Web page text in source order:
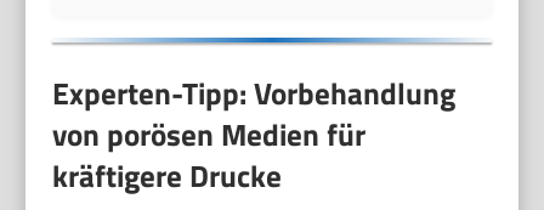
Experten-Tipp: Vorbehandlung
von porösen Medien für
kräftigere Drucke